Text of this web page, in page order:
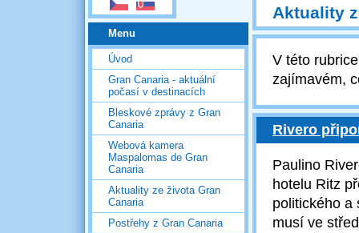
Menu
Úvod
Gran Canaria - aktuální
počasí v destinacích
Bleskové zprávy z Gran
Canaria
Webová kamera
Maspalomas de Gran
Canaria
Aktuality ze života Gran
Canaria
Postřehy z Gran Canaria
Aktuality
V této
zajímavém,
Rivero
Paulino
hotelu Ritz
politického a
musí ve